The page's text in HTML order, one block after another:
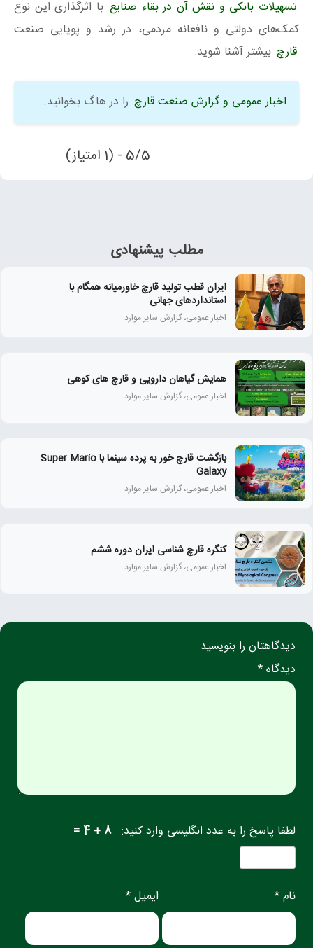
تسهیلات بانکی و نقش آن در بقاء صنایع با اثرگذاری این نوع
کمک‌های دولتی و نافعانه مردمی، در رشد و پویایی صنعت
قارچ بیشتر آشنا شوید.
اخبار عمومی و گزارش صنعت قارچ را در هاگ بخوانید.
5/5 - (1 امتیاز)
مطلب پیشنهادی
ایران قطب تولید قارچ خاورمیانه همگام با
استانداردهای جهانی
اخبار عمومی، گزارش سایر موارد
همايش گياهان دارويی و قارچ‌ های كوهی
اخبار عمومی، گزارش سایر موارد
بازگشت قارچ خور به پرده سینما با Super Mario
Galaxy
اخبار عمومی، گزارش سایر موارد
کنگره قارچ شناسی ایران دوره ششم
اخبار عمومی، گزارش سایر موارد
دیدگاهتان را بنویسید
دیدگاه *
لطفا پاسخ را به عدد انگلیسی وارد کنید: 8 + 4 =
نام * ایمیل *